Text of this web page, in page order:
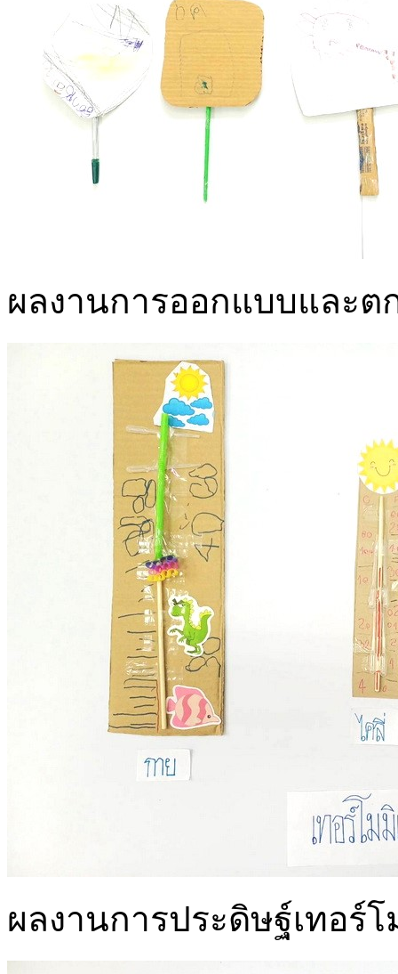
ผลงานการออกแบบและต
ผลงานการประดิษฐ์เทอร์